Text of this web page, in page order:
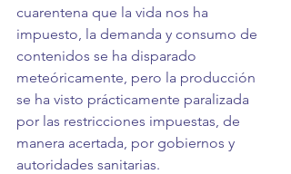
cuarentena que la vida nos ha
impuesto, la demanda y consumo de
contenidos se ha disparado
meteóricamente, pero la producción
se ha visto prácticamente paralizada
por las restricciones impuestas, de
manera acertada, por gobiernos y
autoridades sanitarias.